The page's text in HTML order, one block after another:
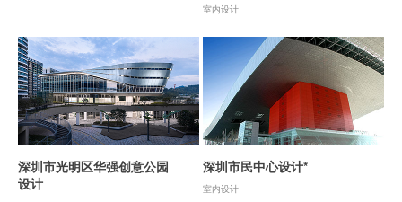
室内设计
深圳市光明区华强创意公园
设计
深圳市民中心设计*
室内设计